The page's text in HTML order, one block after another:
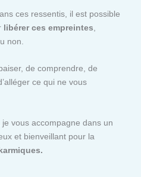
ces ressentis, il est possible
libérer ces empreintes
non.
de comprendre, de
ce qui ne vous
je vous accompagne dans un
et bienveillant pour la